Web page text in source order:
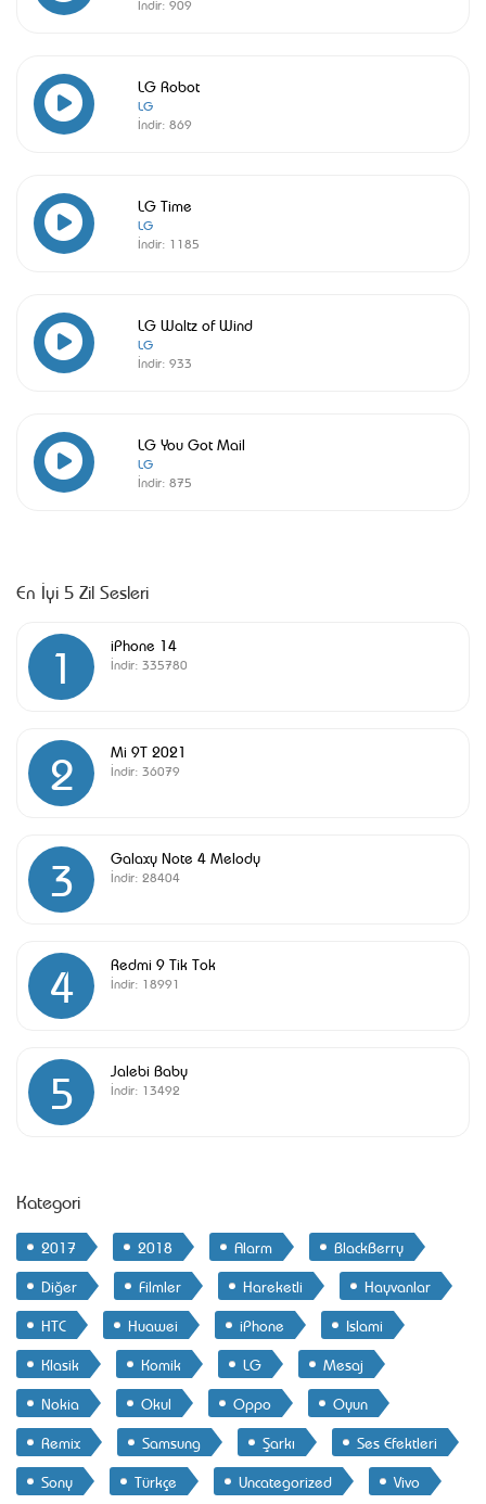
İndir: 909
LG Robot
LG
İndir: 869
LG Time
LG
İndir: 1185
LG Waltz of Wind
LG
İndir: 933
LG You Got Mail
LG
İndir: 875
En İyi 5 Zil Sesleri
1 iPhone 14
İndir: 335780
2 Mi 9T 2021
İndir: 36079
3 Galaxy Note 4 Melody
İndir: 28404
4 Redmi 9 Tik Tok
İndir: 18991
5 Jalebi Baby
İndir: 13492
Kategori
2017 2018 Alarm
BlackBerry
Diğer
Filmler Hareketli
Hayvanlar
HTC
Huawei iPhone
Islami
Klasik
Komik LG
Mesaj
Nokia
Okul Oppo
Oyun
Remix
Samsung Şarkı
Ses Efektleri
Sony
Türkçe Uncategorized Vivo